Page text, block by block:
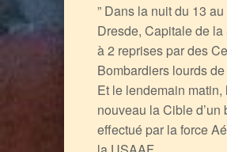
” Dans la nuit du 13
Dresde, Capitale de
à 2 reprises par des
Bombardiers lourds
Et le lendemain matin,
nouveau la Cible d’un
effectué par la force